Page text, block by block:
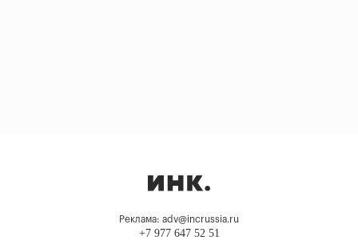
Реклама: adv@incrussia.ru
+7 977 647 52 51